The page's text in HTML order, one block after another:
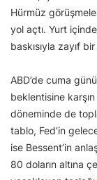
Hürmüz
yol açtı. Yurt
baskısıyla zayıf
ABD’de cuma
beklentisine
döneminde de
tablo, Fed’in
ise Bessent’in
80 doların altına